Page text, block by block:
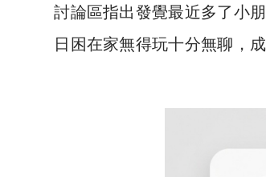
討論區指出發覺最近多了小
日困在家無得玩十分無聊，